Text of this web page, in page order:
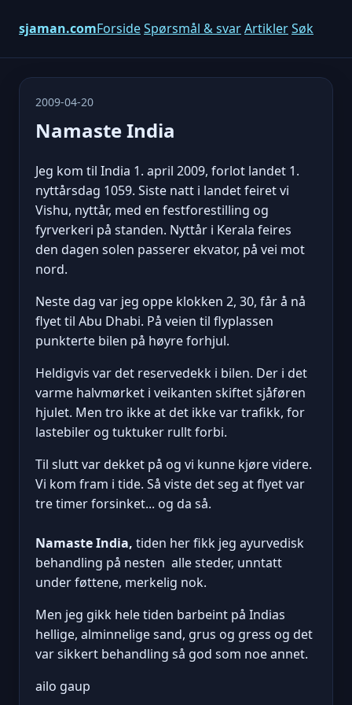
sjaman.comForsideSpørsmål & svarArtiklerSøk
2009-04-20
Namaste India
Jeg kom til India 1. april 2009, forlot landet 1.
nyttårsdag 1059. Siste natt i landet feiret vi
Vishu, nyttår, med en festforestilling og
fyrverkeri på standen. Nyttår i Kerala feires
den dagen solen passerer ekvator, på vei mot
nord.
Neste dag var jeg oppe klokken 2, 30, får å nå
flyet til Abu Dhabi. På veien til flyplassen
punkterte bilen på høyre forhjul.
Heldigvis var det reservedekk i bilen. Der i det
varme halvmørket i veikanten skiftet sjåføren
hjulet. Men tro ikke at det ikke var trafikk, for
lastebiler og tuktuker rullt forbi.
Til slutt var dekket på og vi kunne kjøre videre.
Vi kom fram i tide. Så viste det seg at flyet var
tre timer forsinket... og da så.
Namaste India, tiden her fikk jeg ayurvedisk
behandling på nesten alle steder, unntatt
under føttene, merkelig nok.
Men jeg gikk hele tiden barbeint på Indias
hellige, alminnelige sand, grus og gress og det
var sikkert behandling så god som noe annet.
ailo gaup